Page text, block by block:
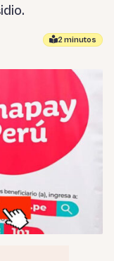
2 minutos